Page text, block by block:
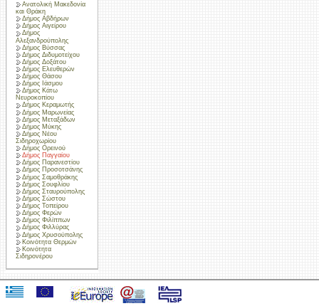
Ανατολική Μακεδονία
και Θράκη
Δήμος Αβδήρων
Δήμος Αιγείρου
Δήμος
Αλεξανδρούπολης
Δήμος Βύσσας
Δήμος Διδυμοτείχου
Δήμος Δοξάτου
Δήμος Ελευθερών
Δήμος Θάσου
Δήμος Ιάσμου
Δήμος Κάτω
Νευροκοπίου
Δήμος Κεραμωτής
Δήμος Μαρωνείας
Δήμος Μεταξάδων
Δήμος Μύκης
Δήμος Νέου
Σιδηροχωρίου
Δήμος Ορεινού
Δήμος Παγγαίου
Δήμος Παρανεστίου
Δήμος Προσοτσάνης
Δήμος Σαμοθράκης
Δήμος Σουφλίου
Δήμος Σταυρούπολης
Δήμος Σώστου
Δήμος Τοπείρου
Δήμος Φερών
Δήμος Φιλίππων
Δήμος Φιλλύρας
Δήμος Χρυσούπολης
Κοινότητα Θερμών
Κοινότητα
Σιδηρονέρου